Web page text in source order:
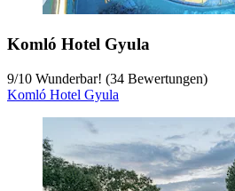
Komló Hotel Gyula
9/10 Wunderbar! (34 Bewertungen)
Komló Hotel Gyula